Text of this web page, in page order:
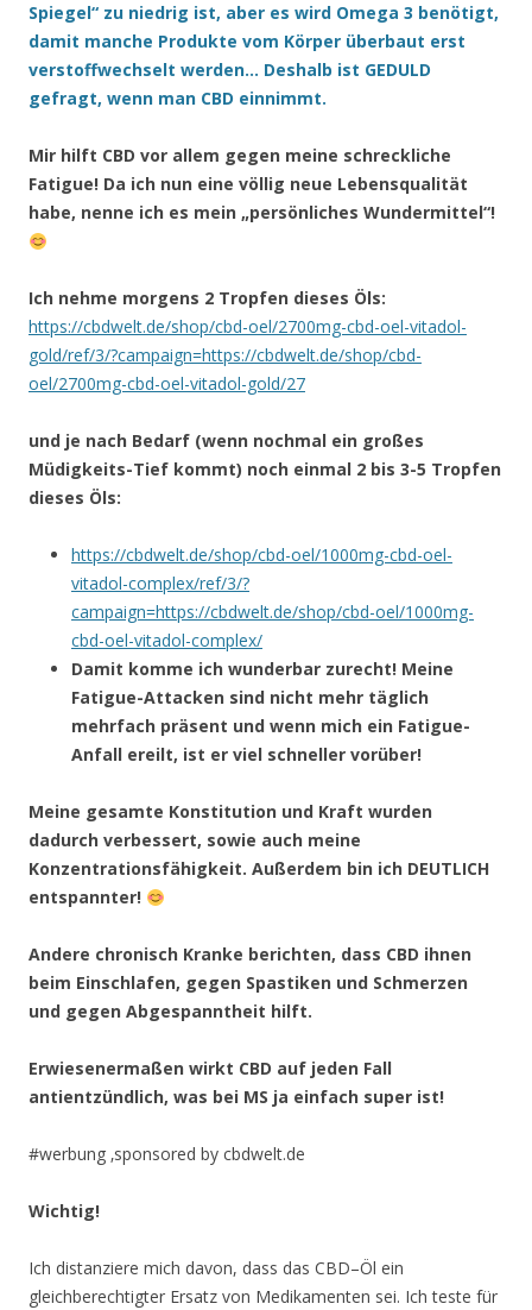
Spiegel“ zu niedrig ist, aber es wird Omega 3 benötigt,
damit manche Produkte vom Körper überbaut erst
verstoffwechselt werden… Deshalb ist GEDULD
gefragt, wenn man CBD einnimmt.
Mir hilft CBD vor allem gegen meine schreckliche
Fatigue! Da ich nun eine völlig neue Lebensqualität
habe, nenne ich es mein „persönliches Wundermittel“!
Ich nehme morgens 2 Tropfen dieses Öls:
https://cbdwelt.de/shop/cbd-oel/2700mg-cbd-oel-vitadol-
gold/ref/3/?campaign=https://cbdwelt.de/shop/cbd-
oel/2700mg-cbd-oel-vitadol-gold/27
und je nach Bedarf (wenn nochmal ein großes
Müdigkeits-Tief kommt) noch einmal 2 bis 3-5 Tropfen
dieses Öls:
https://cbdwelt.de/shop/cbd-oel/1000mg-cbd-oel-
vitadol-complex/ref/3/?
campaign=https://cbdwelt.de/shop/cbd-oel/1000mg-
cbd-oel-vitadol-complex/
Damit komme ich wunderbar zurecht! Meine
Fatigue-Attacken sind nicht mehr täglich
mehrfach präsent und wenn mich ein Fatigue-
Anfall ereilt, ist er viel schneller vorüber!
Meine gesamte Konstitution und Kraft wurden
dadurch verbessert, sowie auch meine
Konzentrationsfähigkeit. Außerdem bin ich DEUTLICH
entspannter!
Andere chronisch Kranke berichten, dass CBD ihnen
beim Einschlafen, gegen Spastiken und Schmerzen
und gegen Abgespanntheit hilft.
Erwiesenermaßen wirkt CBD auf jeden Fall
antientzündlich, was bei MS ja einfach super ist!
#werbung ‚sponsored by cbdwelt.de
Wichtig!
Ich distanziere mich davon, dass das CBD–Öl ein
gleichberechtigter Ersatz von Medikamenten sei. Ich teste für